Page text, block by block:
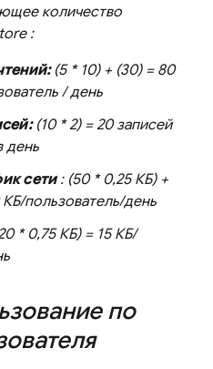
количество
:
(5 * 10) + (30) = 80
/ день
(10 * 2) = 20 записей
день
сети: (50 * 0,25 КБ) +
пользователь/день
* 0,75 КБ) = 15 КБ/
по